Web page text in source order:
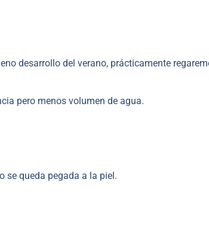
desarrollo del verano, prácticamente
pero menos volumen de agua.
se queda pegada a la piel.